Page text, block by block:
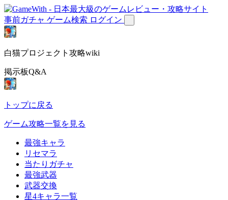
事前ガチャ ゲーム検索 ログイン
白猫プロジェクト攻略wiki
掲示板Q&A
トップに戻る
ゲーム攻略一覧を見る
最強キャラ
リセマラ
当たりガチャ
最強武器
武器交換
星4キャラ一覧